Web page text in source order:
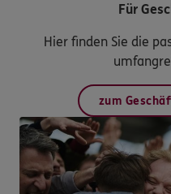
Für
Hier finden Sie die
zum